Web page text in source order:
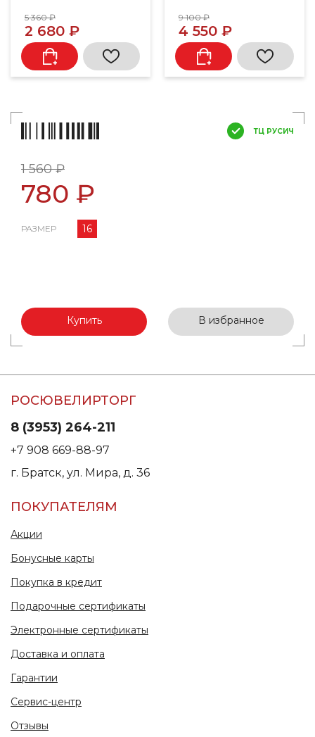
5 360 ₽
2 680 ₽
9 100 ₽
4 550 ₽
ТЦ РУСИЧ
1 560 ₽
780 ₽
РАЗМЕР 16
Купить В избранное
РОСЮВЕЛИРТОРГ
8 (3953) 264-211
+7 908 669-88-97
г. Братск, ул. Мира, д. 36
ПОКУПАТЕЛЯМ
Акции
Бонусные карты
Покупка в кредит
Подарочные сертификаты
Электронные сертификаты
Доставка и оплата
Гарантии
Сервис-центр
Отзывы